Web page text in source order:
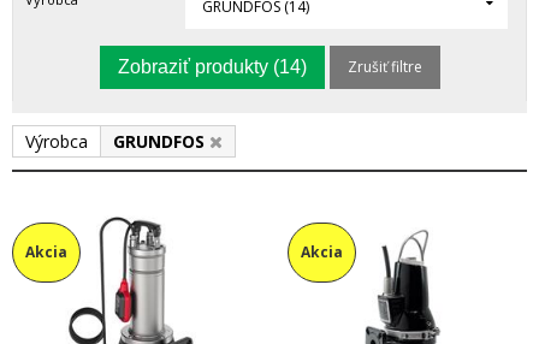
GRUNDFOS (14)
Zobraziť produkty (14) Zrušiť filtre
Výrobca GRUNDFOS
Akcia Akcia